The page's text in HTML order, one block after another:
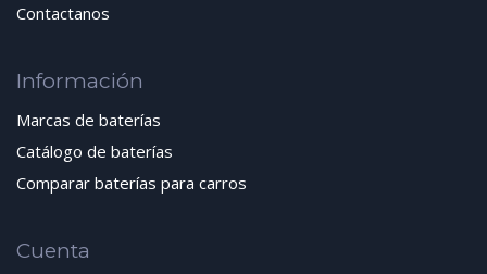
Contactanos
Información
Marcas de baterías
Catálogo de baterías
Comparar baterías para carros
Cuenta